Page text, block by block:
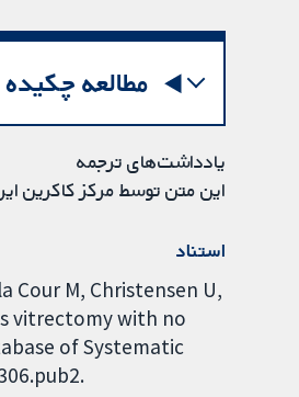
مطالعه
یادداشت‌های ترجمه
این متن توسط مرکز کاکرین
استناد
Cour M, Christensen U,
vitrectomy with no
of Systematic